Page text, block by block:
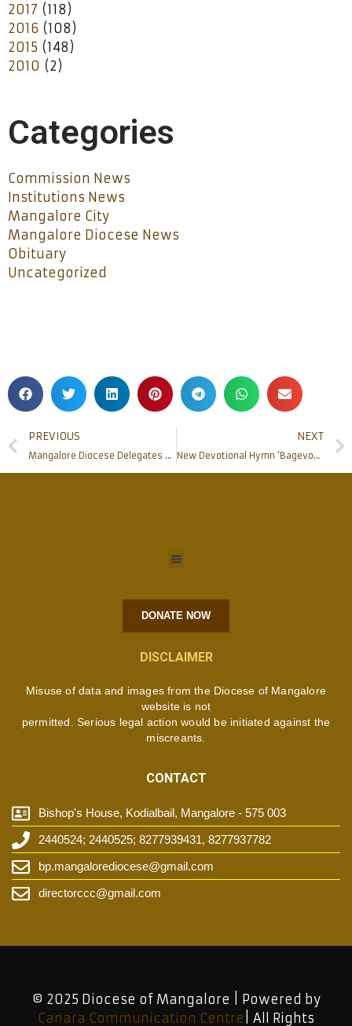
2017 (118)
2016 (108)
2015 (148)
2010 (2)
Categories
Commission News
Institutions News
Mangalore City
Mangalore Diocese News
Obituary
Uncategorized
PREVIOUS
Mangalore Diocese Delegates Participate in National Synodal Assembly at Bengaluru
NEXT
New Devotional Hymn ‘Bagevonth Santh Anthony’ Released at Milagres Shrine During 10th Novena
DONATE NOW
DISCLAIMER
Misuse of data and images from the Diocese of Mangalore
website is not
permitted. Serious legal action would be initiated against the
miscreants.
CONTACT
Bishop's House, Kodialbail, Mangalore - 575 003
2440524; 2440525; 8277939431, 8277937782
bp.mangalorediocese@gmail.com
directorccc@gmail.com
© 2025 Diocese of Mangalore | Powered by
Canara Communication Centre | All Rights